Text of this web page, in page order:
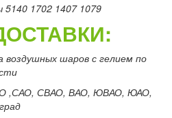
1702 1407 1079
воздушных шаров с гелием по
,САО, СВАО, ВАО, ЮВАО, ЮАО,